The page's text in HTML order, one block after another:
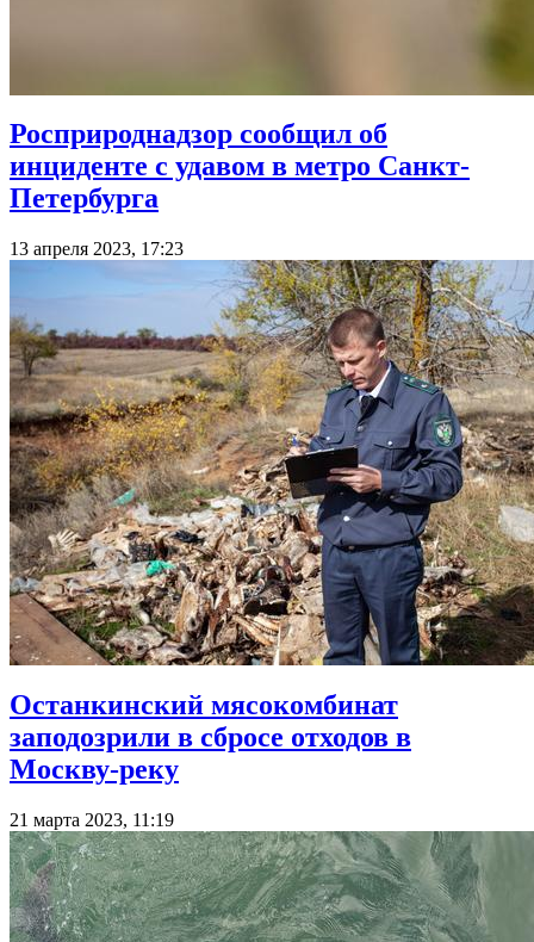
Росприроднадзор сообщил об
инциденте с удавом в метро Санкт-
Петербурга
13 апреля 2023, 17:23
Останкинский мясокомбинат
заподозрили в сбросе отходов в
Москву-реку
21 марта 2023, 11:19